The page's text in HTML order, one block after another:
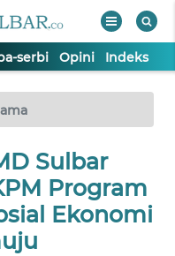
serbi Opini Indeks
Sulbar
Program
Ekonomi